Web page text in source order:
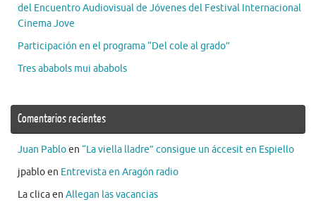
del Encuentro Audiovisual de Jóvenes del Festival Internacional
Cinema Jove
Participación en el programa “Del cole al grado”
Tres ababols mui ababols
Comentarios recientes
Juan Pabloen “La viella lladre” consigue un áccesit en Espiello
jpabloen Entrevista en Aragón radio
La clicaen Allegan las vacancias